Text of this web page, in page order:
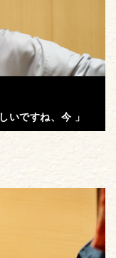
いですね、今 」